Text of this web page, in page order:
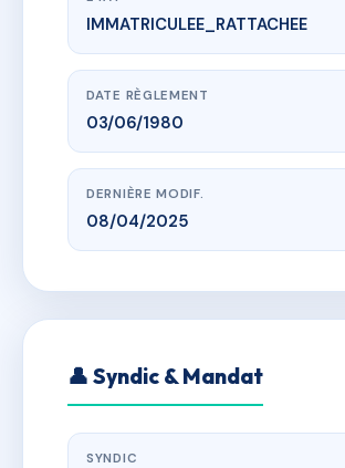
www.vme.plus/AB8720690
BALCONS DU SUD
r des balcons, 04400 Barcelonnette
IMMATRICULEE_RATTACHEE
DATE RÈGLEMENT
03/06/1980
DERNIÈRE MODIF.
08/04/2025
👤 Syndic & Mandat
SYNDIC